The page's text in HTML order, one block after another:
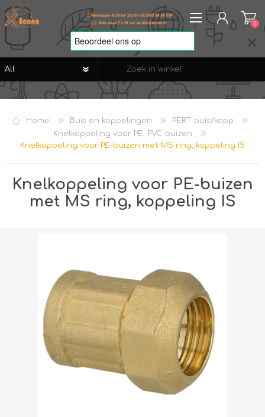
REGISTREREN
VERLANGLIJST
0
Home Buis en koppelingen
PERT buis/kopp
Knelkoppeling voor PE, PVC-buizen
Knelkoppeling voor PE-buizen met MS ring, koppeling IS
Knelkoppeling voor PE-buizen
met MS ring, koppeling IS